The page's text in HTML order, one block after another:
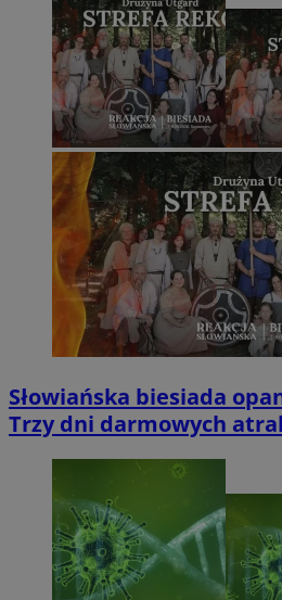
Słowiańska biesiada
Trzy dni darmowych